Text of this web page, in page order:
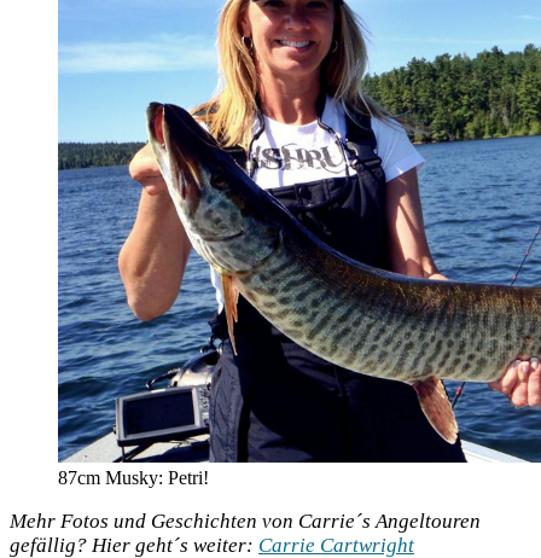
87cm Mus­ky: Petri!
Mehr Fotos und Geschich­ten von Carrie´s Angel­tou­ren
gefäl­lig? Hier geht´s wei­ter: Car­rie Cartwright